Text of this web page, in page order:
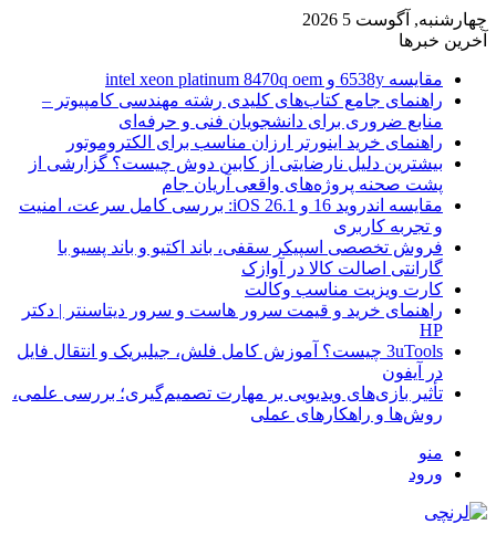
چهارشنبه, آگوست 5 2026
آخرین خبرها
مقایسه 6538y و intel xeon platinum 8470q oem
راهنمای جامع کتاب‌های کلیدی رشته مهندسی کامپیوتر –
منابع ضروری برای دانشجویان فنی و حرفه‌ای
راهنمای خرید اینورتر ارزان مناسب برای الکتروموتور
بیشترین دلیل نارضایتی از کابین دوش چیست؟ گزارشی از
پشت صحنه پروژه‌های واقعی آریان جام
مقایسه اندروید 16 و iOS 26.1: بررسی کامل سرعت، امنیت
و تجربه کاربری
فروش تخصصی اسپیکر سقفی، باند اکتیو و باند پسیو با
گارانتی اصالت کالا در آوازک
کارت ویزیت مناسب وکالت
راهنمای خرید و قیمت سرور هاست و سرور دیتاسنتر | دکتر
HP
3uTools چیست؟ آموزش کامل فلش، جیلبریک و انتقال فایل
در آیفون
تأثیر بازی‌های ویدیویی بر مهارت تصمیم‌گیری؛ بررسی علمی،
روش‌ها و راهکارهای عملی
منو
ورود